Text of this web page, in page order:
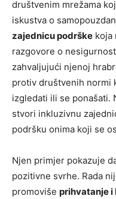
društvenim mrežama
iskustva o
zajednicu podrške koja
razgovore o
zahvaljujući njenoj
protiv društvenih normi
izgledati ili se ponašati.
stvori inkluzivnu
podršku onima koji se
Njen primjer pokazuje
pozitivne svrhe. Rada
promoviše prihvatanje i